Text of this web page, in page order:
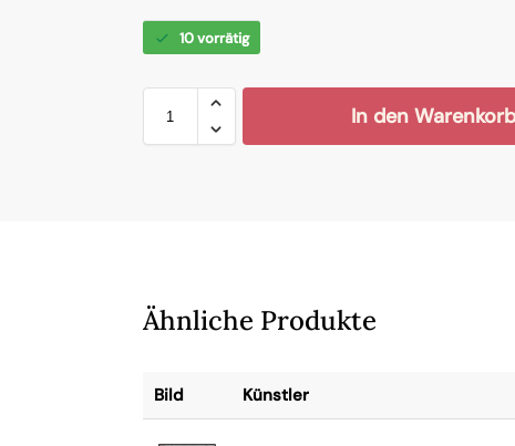
10 vorrätig
In den Warenkorb
Ähnliche Produkte
Bild Künstler